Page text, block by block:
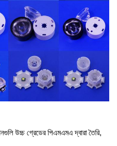
উচ্চ গ্রেডের পিএমএমএ দ্বারা তৈরি,